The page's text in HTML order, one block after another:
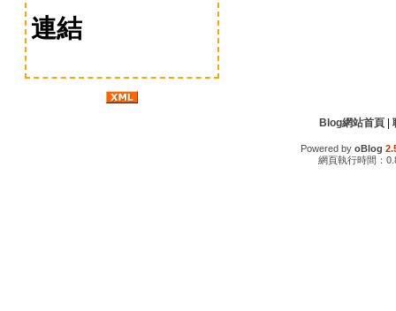
連結
Blog網站首頁|
Powered by oBlog
網頁執行時間：